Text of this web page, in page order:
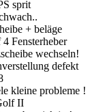
sprit
+ beläge
Fensterheber
wechseln!
defekt
kleine probleme !
II